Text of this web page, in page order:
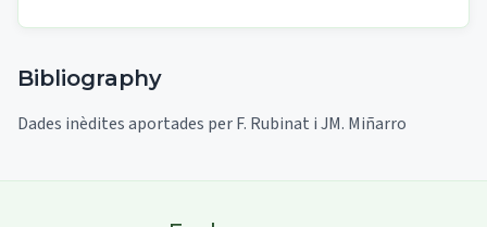
Bibliography
Dades inèdites aportades per F. Rubinat i JM. Miñarro